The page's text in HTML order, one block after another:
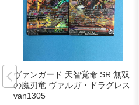
ヴァンガード 天智覚命 SR 無双
の魔刃竜 ヴァルガ・ドラグレス
van1305